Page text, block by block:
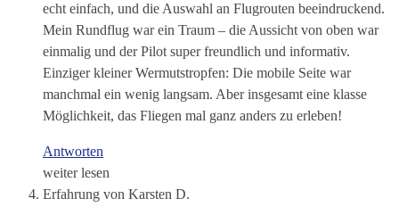
echt einfach, und die Auswahl an Flugrouten beeindruckend.
Mein Rundflug war ein Traum – die Aussicht von oben war
einmalig und der Pilot super freundlich und informativ.
Einziger kleiner Wermutstropfen: Die mobile Seite war
manchmal ein wenig langsam. Aber insgesamt eine klasse
Möglichkeit, das Fliegen mal ganz anders zu erleben!
Antworten
weiter lesen
Erfahrung von Karsten D.